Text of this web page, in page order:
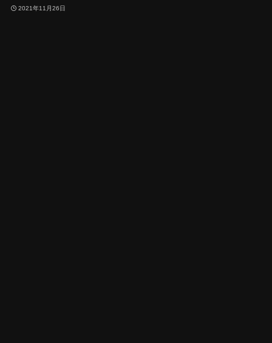
2021年11月26日